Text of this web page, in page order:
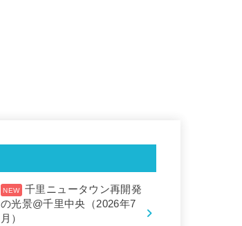
千里ニュータウン再開発
の光景@千里中央（2026年7
月）